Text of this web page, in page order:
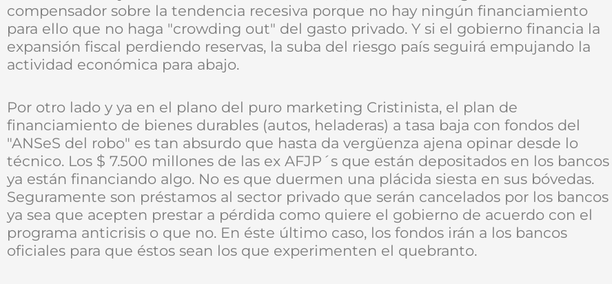
compensador sobre la tendencia recesiva porque no hay ningún financiamiento
para ello que no haga "crowding out" del gasto privado. Y si el gobierno financia la
expansión fiscal perdiendo reservas, la suba del riesgo país seguirá empujando la
actividad económica para abajo.
Por otro lado y ya en el plano del puro marketing Cristinista, el plan de
financiamiento de bienes durables (autos, heladeras) a tasa baja con fondos del
"ANSeS del robo" es tan absurdo que hasta da vergüenza ajena opinar desde lo
técnico. Los $ 7.500 millones de las ex AFJP´s que están depositados en los bancos
ya están financiando algo. No es que duermen una plácida siesta en sus bóvedas.
Seguramente son préstamos al sector privado que serán cancelados por los bancos
ya sea que acepten prestar a pérdida como quiere el gobierno de acuerdo con el
programa anticrisis o que no. En éste último caso, los fondos irán a los bancos
oficiales para que éstos sean los que experimenten el quebranto.